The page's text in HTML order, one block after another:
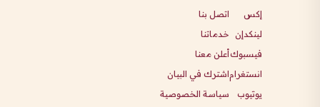
إكس
لينكدإن
فيسبوك
انستغرام
يوتيوب
اتصل بنا
خدماتنا
أعلن معنا
اشترك في البيان
سياسة الخصوصية